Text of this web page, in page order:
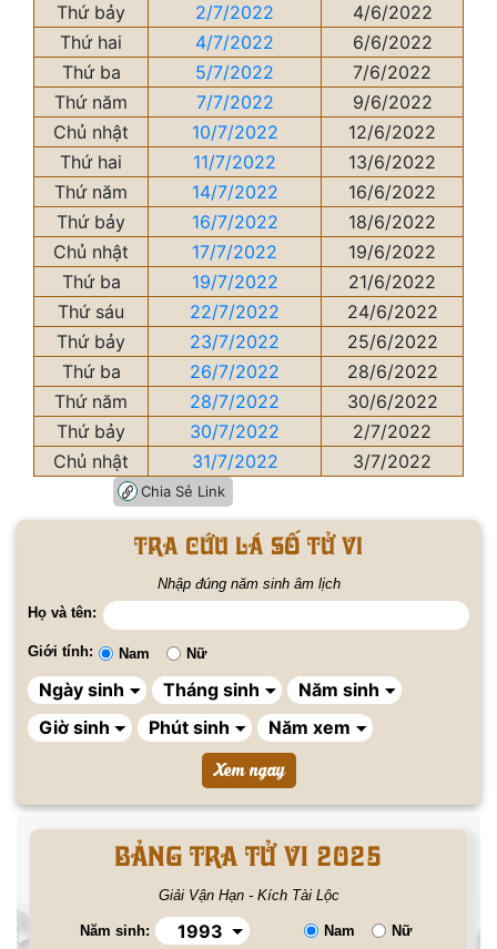
Thứ bảy
2/7/2022
4/6/2022
Thứ hai
4/7/2022
6/6/2022
Thứ ba
5/7/2022
7/6/2022
Thứ năm
7/7/2022
9/6/2022
Chủ nhật
10/7/2022
12/6/2022
Thứ hai
11/7/2022
13/6/2022
Thứ năm
14/7/2022
16/6/2022
Thứ bảy
16/7/2022
18/6/2022
Chủ nhật
17/7/2022
19/6/2022
Thứ ba
19/7/2022
21/6/2022
Thứ sáu
22/7/2022
24/6/2022
Thứ bảy
23/7/2022
25/6/2022
Thứ ba
26/7/2022
28/6/2022
Thứ năm
28/7/2022
30/6/2022
Thứ bảy
30/7/2022
2/7/2022
Chủ nhật
31/7/2022 3/7/2022
Chia Sẻ Link
Tra cứu lá số tử vi
Nhập đúng năm sinh âm lịch
Họ và tên:
Giới tính: Nam Nữ
BẢNG TRA TỬ VI 2025
Giải Vận Hạn - Kích Tài Lộc
Năm sinh: Nam Nữ